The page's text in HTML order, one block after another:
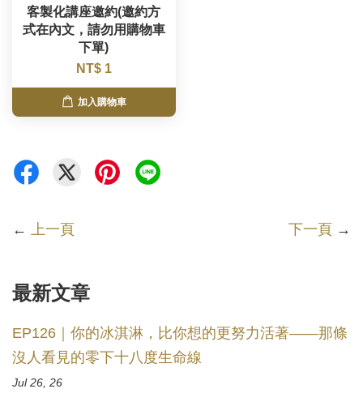
客製化講座邀約(邀約方
式在內文，請勿用購物車
下單)
NT$ 1
加入購物車
← 上一頁 下一頁 →
最新文章
EP126｜你的冰淇淋，比你想的更努力活著——那條
沒人看見的零下十八度生命線
Jul 26, 26